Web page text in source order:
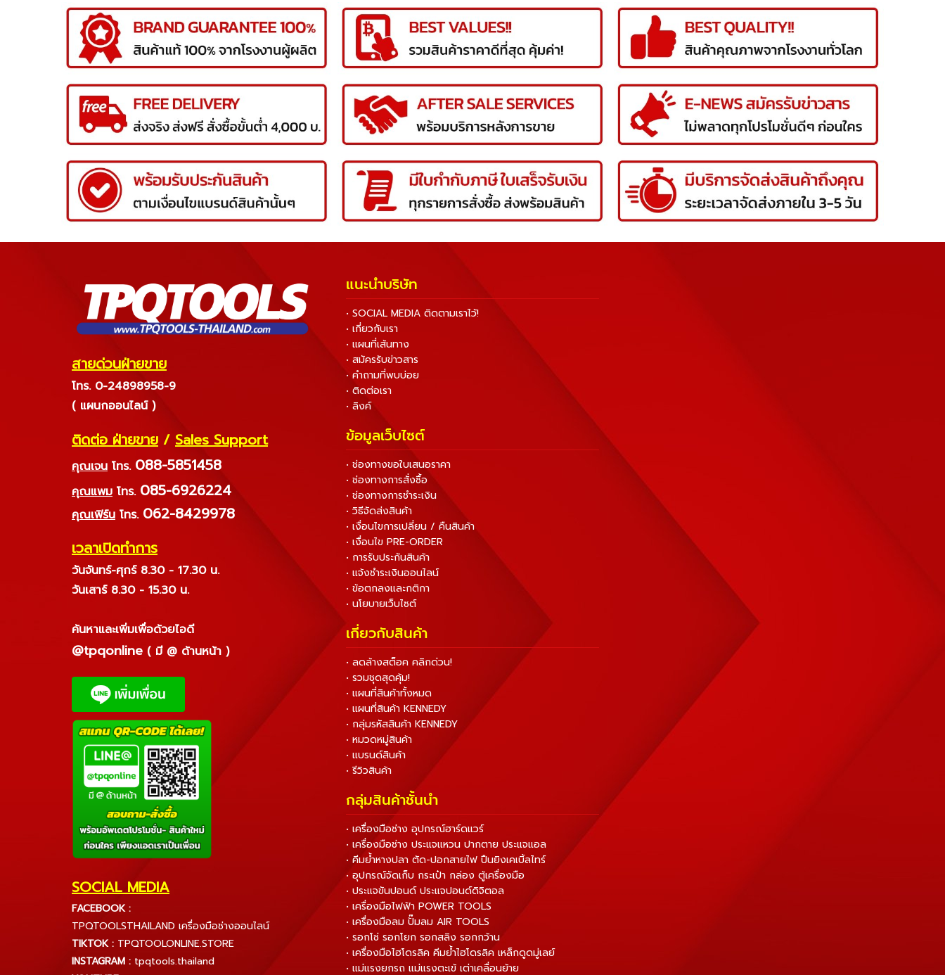
สายด่วนฝ่ายขาย
โทร. 0-24898958-9
( แผนกออนไลน์ )
ติดต่อ ฝ่ายขาย / Sales Support
คุณเจน โทร. 088-5851458
คุณแพม โทร. 085-6926224
คุณเฟิร์น โทร. 062-8429978
เวลาเปิดทำการ
วันจันทร์-ศุกร์ 8.30 - 17.30 น.
วันเสาร์ 8.30 - 15.30 น.
ค้นหาและเพิ่มเพื่อด้วยไอดี
@tpqonline ( มี @ ด้านหน้า )
SOCIAL MEDIA
FACEBOOK :
TPQTOOLSTHAILAND เครื่องมือช่างออนไลน์
TIKTOK : TPQTOOLONLINE.STORE
INSTAGRAM : tpqtools.thailand
แนะนำบริษัท
• SOCIAL MEDIA ติดตามเราไว้!
• เกี่ยวกับเรา
• แผนที่เส้นทาง
• สมัครรับข่าวสาร
• คำถามที่พบบ่อย
• ติดต่อเรา
• ลิงค์
ข้อมูลเว็บไซต์
• ช่องทางขอใบเสนอราคา
• ช่องทางการสั่งซื้อ
• ช่องทางการชำระเงิน
• วิธีจัดส่งสินค้า
• เงื่อนไขการเปลี่ยน / คืนสินค้า
• เงื่อนไข PRE-ORDER
• การรับประกันสินค้า
• แจ้งชำระเงินออนไลน์
• ข้อตกลงและกติกา
• นโยบายเว็บไซต์
เกี่ยวกับสินค้า
• ลดล้างสต็อค คลิกด่วน!
• รวมชุดสุดคุ้ม!
• แผนที่สินค้าทั้งหมด
• แผนที่สินค้า KENNEDY
• กลุ่มรหัสสินค้า KENNEDY
• หมวดหมู่สินค้า
• แบรนด์สินค้า
• รีวิวสินค้า
กลุ่มสินค้าชั้นนำ
• เครื่องมือช่าง อุปกรณ์ฮาร์ดแวร์
• เครื่องมือช่าง ประแจแหวน ปากตาย ประแจแอล
• คีมย้ำหางปลา ตัด-ปอกสายไฟ ปืนยิงเคเบิ้ลไทร์
• อุปกรณ์จัดเก็บ กระเป๋า กล่อง ตู้เครื่องมือ
• ประแจขันปอนด์ ประแจปอนด์ดิจิตอล
• เครื่องมือไฟฟ้า POWER TOOLS
• เครื่องมือลม ปั๊มลม AIR TOOLS
• รอกโซ่ รอกโยก รอกสลิง รอกกว้าน
• เครื่องมือไฮโดรลิค คีมย้ำไฮโดรลิค เหล็กดูดมู่เลย์
• แม่แรงยกรถ แม่แรงตะเข้ เต่าเคลื่อนย้าย